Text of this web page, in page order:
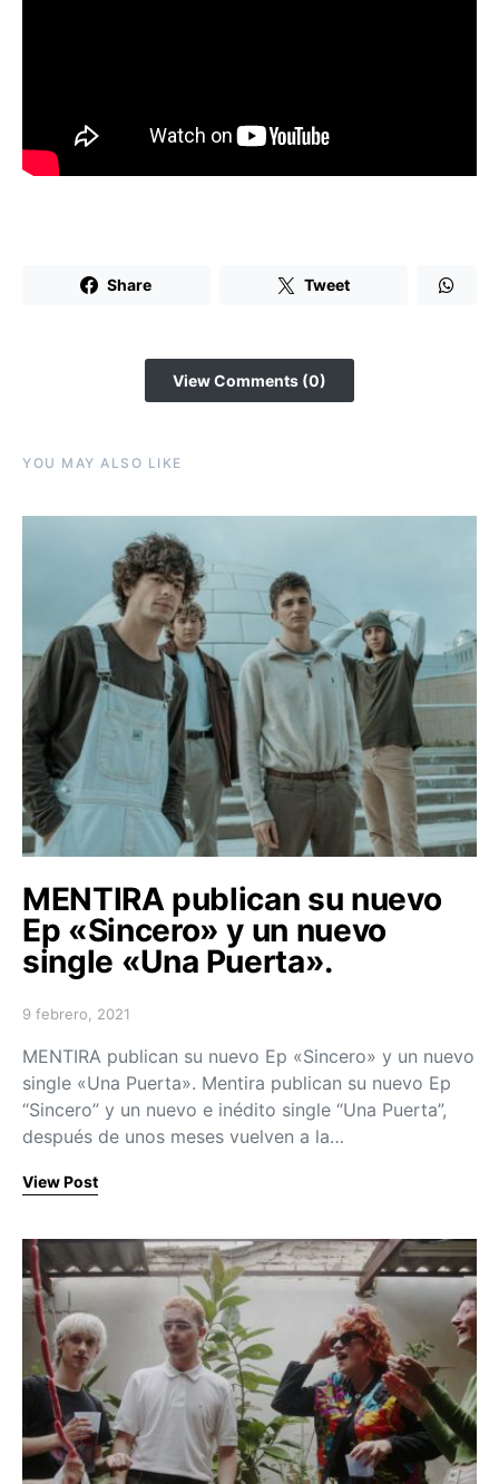
Share Tweet
View Comments (0)
YOU MAY ALSO LIKE
MENTIRA publican su nuevo
Ep «Sincero» y un nuevo
single «Una Puerta».
Posted on
9 febrero, 2021
MENTIRA publican su nuevo Ep «Sincero» y un nuevo
single «Una Puerta». Mentira publican su nuevo Ep
“Sincero” y un nuevo e inédito single “Una Puerta”,
después de unos meses vuelven a la…
View Post